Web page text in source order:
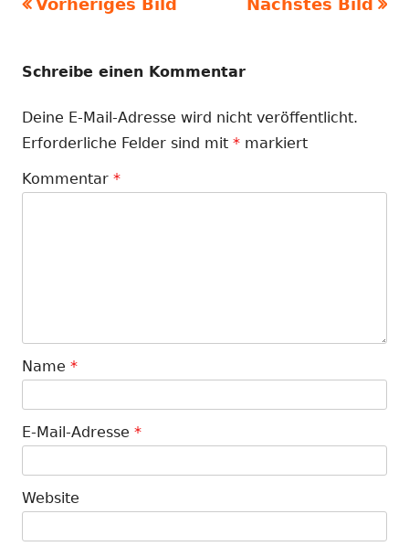
Vorheriges Bild Nächstes Bild
Schreibe einen Kommentar
Deine E-Mail-Adresse wird nicht veröffentlicht.
Erforderliche Felder sind mit * markiert
Kommentar *
Name *
E-Mail-Adresse *
Website